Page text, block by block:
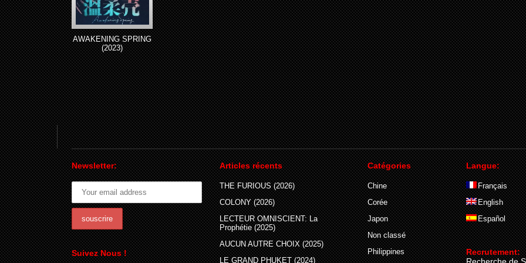
AWAKENING SPRING
(2023)
Newsletter:
Suivez Nous !
Articles récents
THE FURIOUS (2026)
COLONY (2026)
LECTEUR OMNISCIENT: La
Prophétie (2025)
AUCUN AUTRE CHOIX (2025)
LE GRAND PHUKET (2024)
Catégories
Chine
Corée
Japon
Non classé
Philippines
Langue:
Français
English
Español
Recrutement: